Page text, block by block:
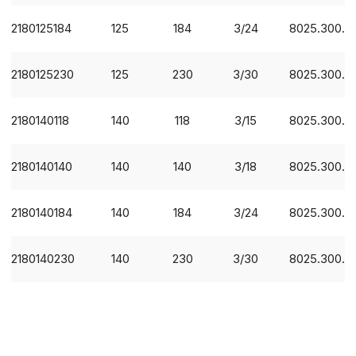
2180125184 125 184 3/24
2180125230 125 230 3/30
2180140118 140 118 3/15
2180140140 140 140 3/18
2180140184 140 184 3/24
2180140230 140 230 3/30